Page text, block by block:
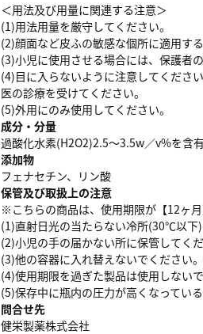
＜用法及び用量に関連する注意＞
(1)用法用量を厳守してください。
(2)顔面など皮ふの敏感な個所に適用す
(3)小児に使用させる場合には、保護者
(4)目に入らないように注意してくださ
医の診療を受けてください。
(5)外用にのみ使用してください。
成分・分量
過酸化水素(H2O2)2.5～3.5w／v%を含有
添加物
フェナセチン、リン酸
保管及び取扱上の注意
※こちらの商品は、使用期限が【12ヶ
(1)直射日光の当たらない冷所(30℃以下)
(2)小児の手の届かない所に保管してくだ
(3)他の容器に入れ替えないでください
(4)使用期限を過ぎた製品は使用しないで
(5)保存中に瓶内の圧力が高くなってい
問合せ先
健栄製薬株式会社